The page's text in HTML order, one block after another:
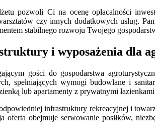
pozwoli Ci na ocenę opłacalności
czy innych dodatkowych usług.
stabilnego rozwoju Twojego
i wyposażenia dla
gości do gospodarstwa
spełniających wymogi budowlane i
lub apartamenty z prywatnymi
infrastruktury rekreacyjnej i
oferta obejmuje serwowanie posiłków,